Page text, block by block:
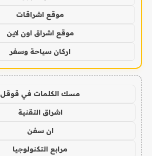
موقع اشراقات
موقع اشراق اون لاين
اركان سياحة وسفر
مسك الكلمات في قوقل
اشراق التقنية
ان سفن
مرابع التكنولوجيا